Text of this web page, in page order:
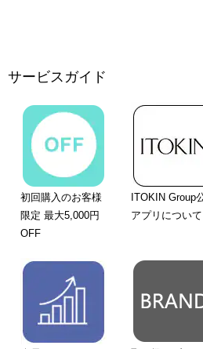
サービスガイド
初回購入のお客様
限定 最大5,000円
OFF
ITOKIN Group
アプリについて